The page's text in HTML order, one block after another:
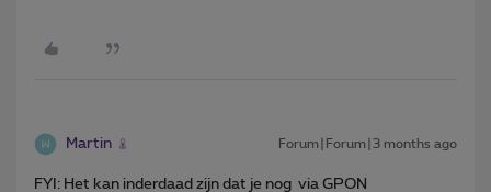
Martin Forum|Forum|3 months ago
FYI: Het kan inderdaad zijn dat je nog via GPON